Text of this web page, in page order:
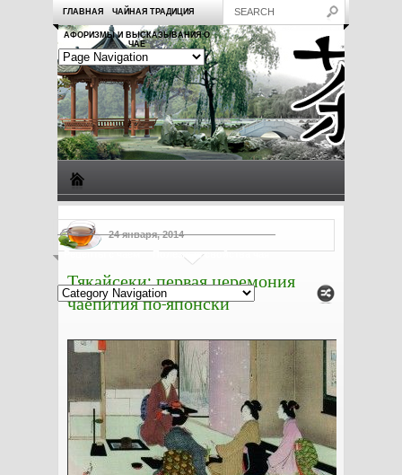
ГЛАВНАЯ ЧАЙНАЯ ТРАДИЦИЯ
АФОРИЗМЫ И ВЫСКАЗЫВАНИЯ О
ЧАЕ
Рецепты с чаем Полезные свойства чая
24 января, 2014
Тякайсеки: первая церемония
чаепития по-японски